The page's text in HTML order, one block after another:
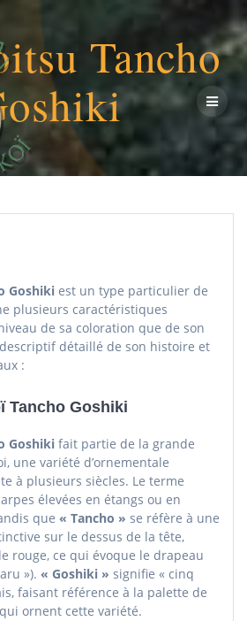
contenuTancho
Goshiki est un type particulier de
plusieurs caractéristiques
de sa coloration que de son
détaillé de son histoire et
:
Tancho Goshiki
Goshiki fait partie de la grande
une variété d’ornementale
à plusieurs siècles. Le terme
élevées en étangs ou en
que « Tancho » se réfère à une
sur le dessus de la tête,
rouge, ce qui évoque le drapeau
»). « Goshiki » signifie « cinq
faisant référence à la palette de
ornent cette variété.